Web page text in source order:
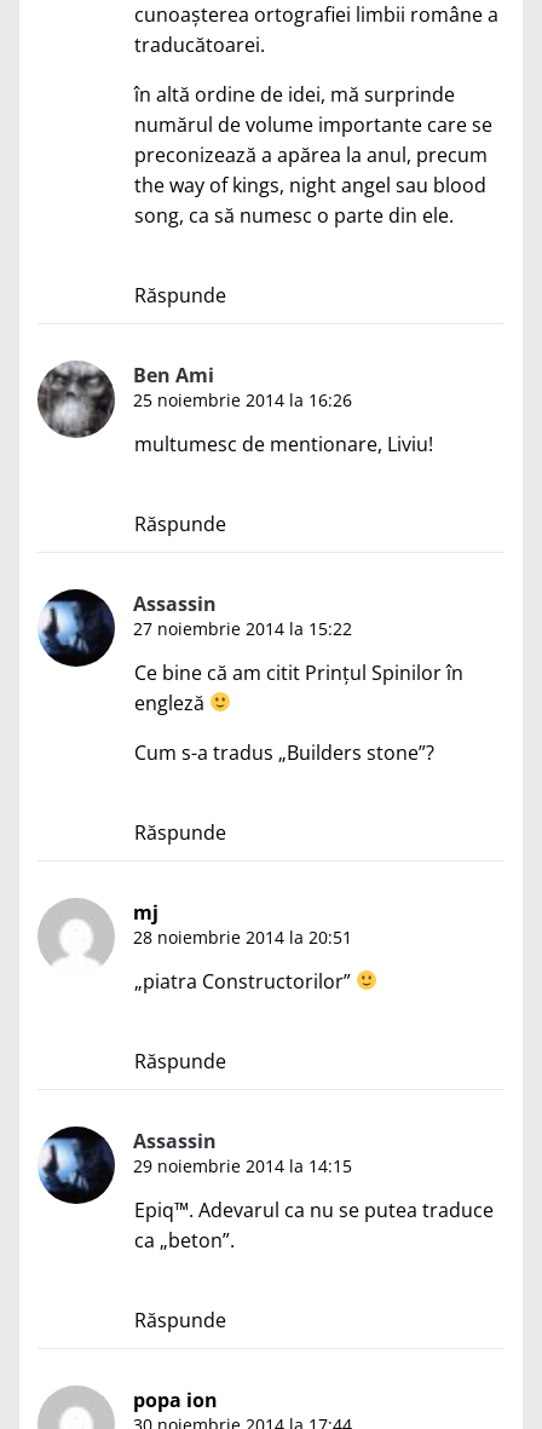
cunoașterea ortografiei limbii române a
traducătoarei.
în altă ordine de idei, mă surprinde
numărul de volume importante care se
preconizează a apărea la anul, precum
the way of kings, night angel sau blood
song, ca să numesc o parte din ele.
Răspunde
Ben Ami
25 noiembrie 2014 la 16:26
multumesc de mentionare, Liviu!
Răspunde
Assassin
27 noiembrie 2014 la 15:22
Ce bine că am citit Prințul Spinilor în
engleză
Cum s-a tradus „Builders stone”?
Răspunde
mj
28 noiembrie 2014 la 20:51
„piatra Constructorilor”
Răspunde
Assassin
29 noiembrie 2014 la 14:15
Epiq™. Adevarul ca nu se putea traduce
ca „beton”.
Răspunde
popa ion